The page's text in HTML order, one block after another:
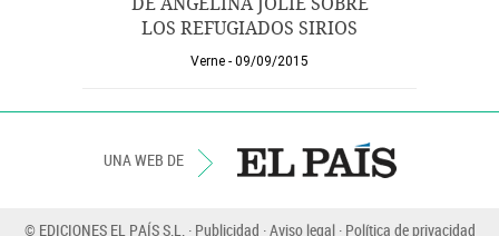
LOS REFUGIADOS SIRIOS
Verne 09/09/2015
UNA WEB DE
© EDICIONES EL PAÍS S.L. Publicidad Aviso legal Política de privacidad